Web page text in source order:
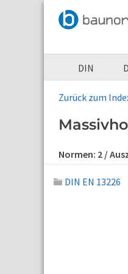
DIN
Zurück zum
Normen: 2 /
DIN EN 13226